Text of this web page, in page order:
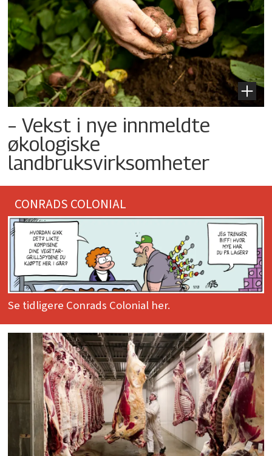
– Vekst i nye innmeldte
økologiske
landbruksvirksomheter
CONRADS COLONIAL
Se tidligere Conrads Colonial her.